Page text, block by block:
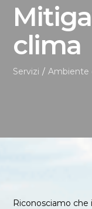
clima
Servizi / Ambiente
Riconosciamo